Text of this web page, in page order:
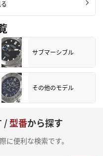
サブマーシブル
その他のモデル
/型番から探す
に便利な検索です。